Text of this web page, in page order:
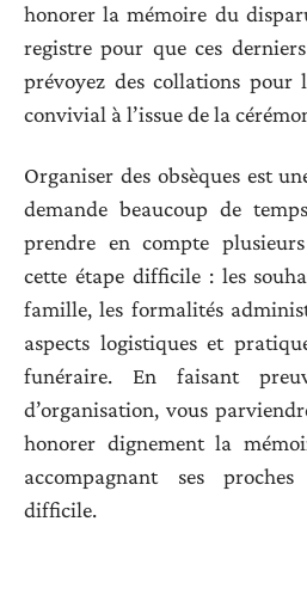
honorer la mémoire du
registre pour que ces
prévoyez des collations
convivial à l’issue de la
Organiser des obsèques est
demande beaucoup de
prendre en compte
cette étape difficile : les
famille, les formalités
aspects logistiques et
funéraire. En faisant
d’organisation, vous
honorer dignement la
accompagnant ses
difficile.